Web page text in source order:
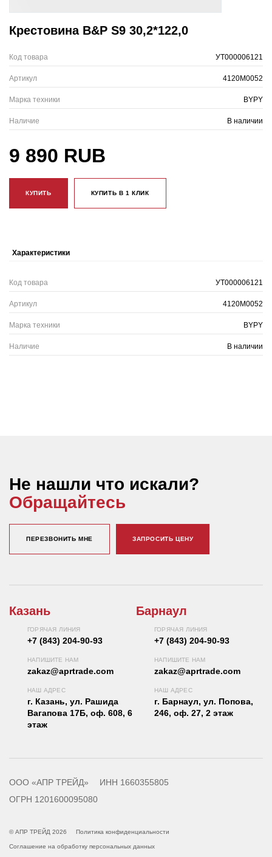
Крестовина B&P S9 30,2*122,0
Код товара УТ000006121
Артикул 4120M0052
Марка техники BYPY
Наличие В наличии
9 890 RUB
КУПИТЬ КУПИТЬ В 1 КЛИК
Характеристики
Код товара УТ000006121
Артикул 4120M0052
Марка техники BYPY
Наличие В наличии
Не нашли что искали?
Обращайтесь
ПЕРЕЗВОНИТЬ МНЕ ЗАПРОСИТЬ ЦЕНУ
Казань
ГОРЯЧАЯ ЛИНИЯ
+7 (843) 204-90-93
НАПИШИТЕ НАМ
zakaz@aprtrade.com
НАШ АДРЕС
г. Казань, ул. Рашида
Вагапова 17Б, оф. 608, 6
этаж
Барнаул
ГОРЯЧАЯ ЛИНИЯ
+7 (843) 204-90-93
НАПИШИТЕ НАМ
zakaz@aprtrade.com
НАШ АДРЕС
г. Барнаул, ул. Попова,
246, оф. 27, 2 этаж
ООО «АПР ТРЕЙД»
ИНН 1660355805
ОГРН 1201600095080
© АПР ТРЕЙД 2026 Политика конфиденциальности
Соглашение на обработку персональных данных